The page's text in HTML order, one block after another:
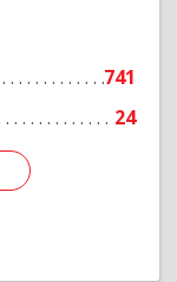
741
24